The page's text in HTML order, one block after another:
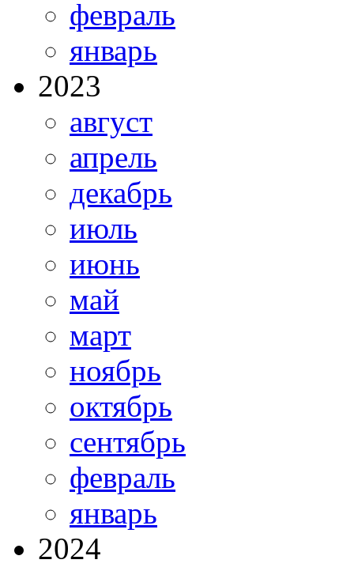
февраль
январь
2023
август
апрель
декабрь
июль
июнь
май
март
ноябрь
октябрь
сентябрь
февраль
январь
2024